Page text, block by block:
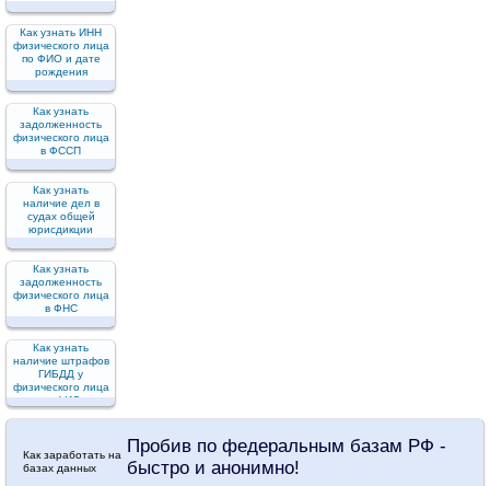
Как узнать ИНН
физического лица
по ФИО и дате
рождения
Как узнать
задолженность
физического лица
в ФССП
Как узнать
наличие дел в
судах общей
юрисдикции
Как узнать
задолженность
физического лица
в ФНС
Как узнать
наличие штрафов
ГИБДД у
физического лица
по ФИО
Пробив по федеральным базам РФ -
быстро и анонимно!
Как заработать на
базах данных